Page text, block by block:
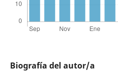
Biografía del autor/a